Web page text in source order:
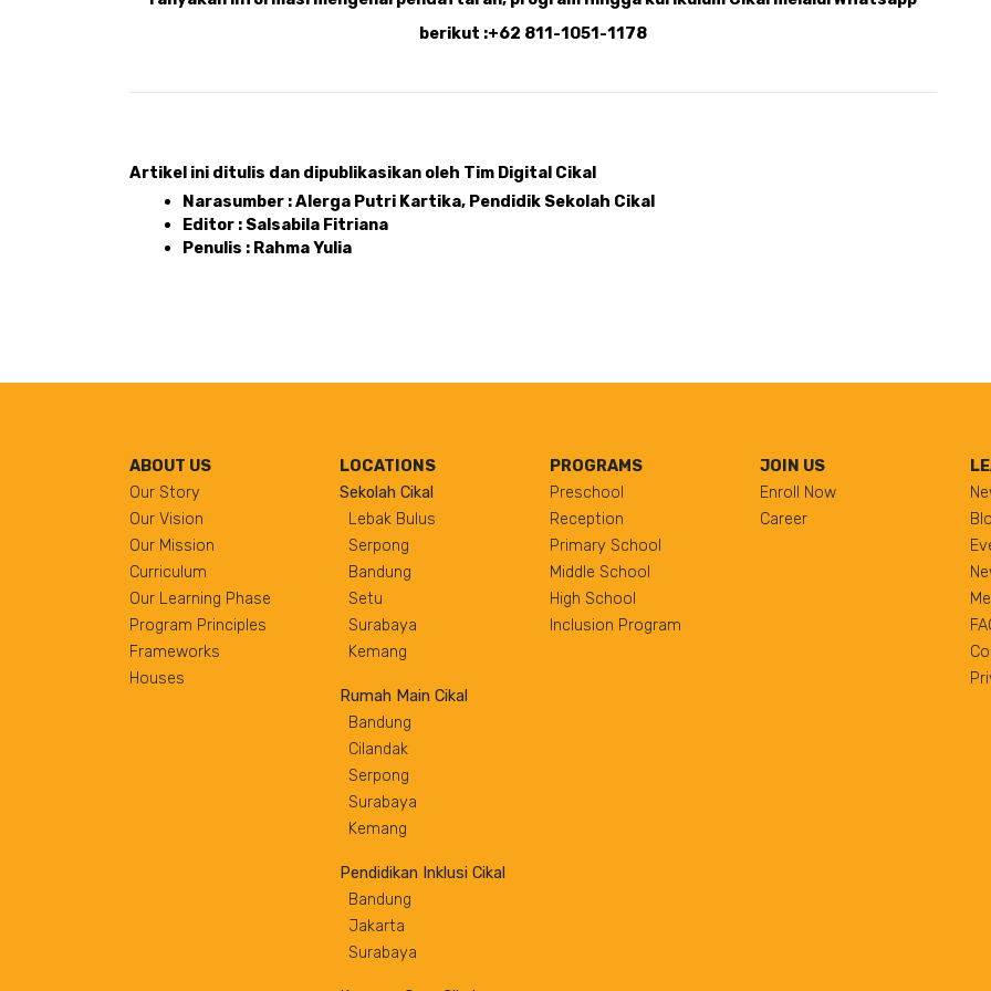
berikut :+62 811-1051-1178
Artikel ini ditulis dan dipublikasikan oleh Tim Digital Cikal
Narasumber : Alerga Putri Kartika, Pendidik Sekolah Cikal
Editor : Salsabila Fitriana
Penulis : Rahma Yulia
ABOUT US
Our Story
Our Vision
Our Mission
Curriculum
Our Learning Phase
Program Principles
Frameworks
Houses
LOCATIONS
Sekolah Cikal
Lebak Bulus
Serpong
Bandung
Setu
Surabaya
Kemang
Rumah Main Cikal
Bandung
Cilandak
Serpong
Surabaya
Kemang
Pendidikan Inklusi Cikal
Bandung
Jakarta
Surabaya
PROGRAMS
Preschool
Reception
Primary School
Middle School
High School
Inclusion Program
JOIN US
Enroll Now
Career